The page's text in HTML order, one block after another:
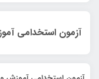
آزمون استخدامی